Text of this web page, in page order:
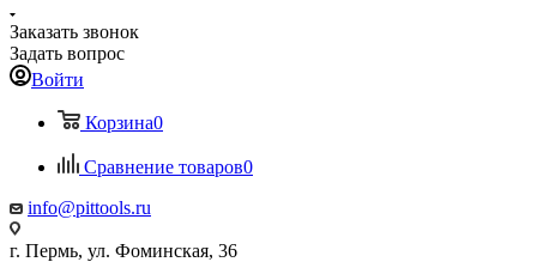
Заказать звонок
Задать вопрос
Войти
Корзина0
Сравнение товаров0
info@pittools.ru
г. Пермь, ул. Фоминская, 36